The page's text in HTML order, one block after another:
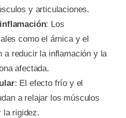
y articulaciones.
: Los
como el árnica y el
a reducir la inflamación y la
afectada.
: El efecto frío y el
a relajar los músculos
la rigidez.